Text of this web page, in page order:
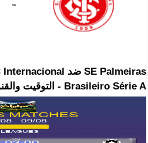
Brasileiro Série A - التوقيت والقنوات 2026-08-09